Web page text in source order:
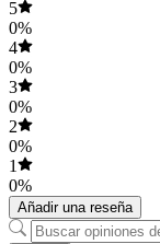
5
0%
4
0%
3
0%
2
0%
1
0%
Añadir una reseña